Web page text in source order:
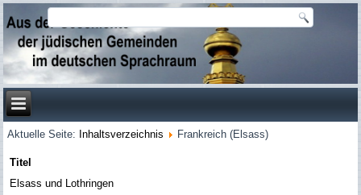
Aktuelle Seite: Inhaltsverzeichnis Frankreich (Elsass)
Titel
Elsass und Lothringen